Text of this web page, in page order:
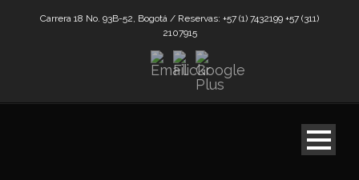
Carrera 18 No. 93B-52, Bogotá / Reservas: +57 (1) 7432199 +57 (311)
2107915